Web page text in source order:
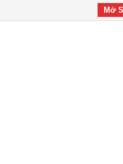
Mở